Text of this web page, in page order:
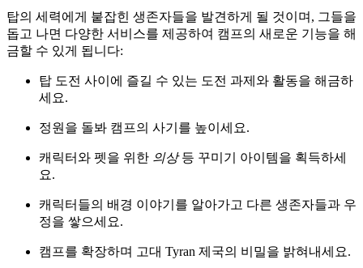
탑의 세력에게 붙잡힌 생존자들을 발견하게 될 것이며, 그들을
돕고 나면 다양한 서비스를 제공하여 캠프의 새로운 기능을 해
금할 수 있게 됩니다:
탑 도전 사이에 즐길 수 있는 도전 과제와 활동을 해금하
세요.
정원을 돌봐 캠프의 사기를 높이세요.
캐릭터와 펫을 위한 의상등 꾸미기 아이템을 획득하세
요.
캐릭터들의 배경 이야기를 알아가고 다른 생존자들과 우
정을 쌓으세요.
캠프를 확장하며 고대 Tyran 제국의 비밀을 밝혀내세요.